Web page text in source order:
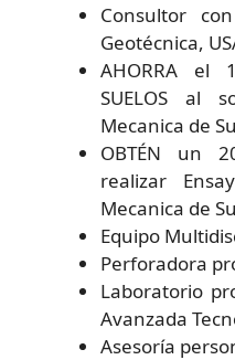
Consultor
Geotécnica,
AHORRA el
SUELOS al
Mecanica de
OBTÉN un
realizar
Mecanica de
Equipo
Perforadora
Laboratorio
Avanzada
Asesoría